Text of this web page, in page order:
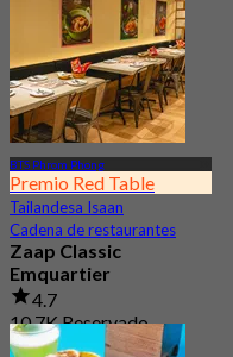
BTS Phrom Phong
Premio Red Table
Tailandesa Isaan
Cadena de restaurantes
Zaap Classic
Emquartier
4.7
10.7K Reservado
Desde฿ 249.75